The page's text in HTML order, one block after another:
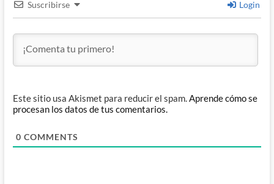
Suscribirse Login
Este sitio usa Akismet para reducir el spam.Aprende cómo se
procesan los datos de tus comentarios.
0 COMMENTS